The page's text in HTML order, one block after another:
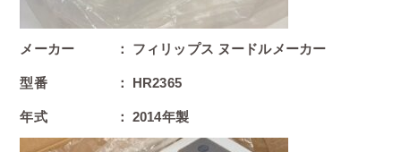
メーカー ： フィリップス ヌードルメーカー
型番 ： HR2365
年式 ： 2014年製